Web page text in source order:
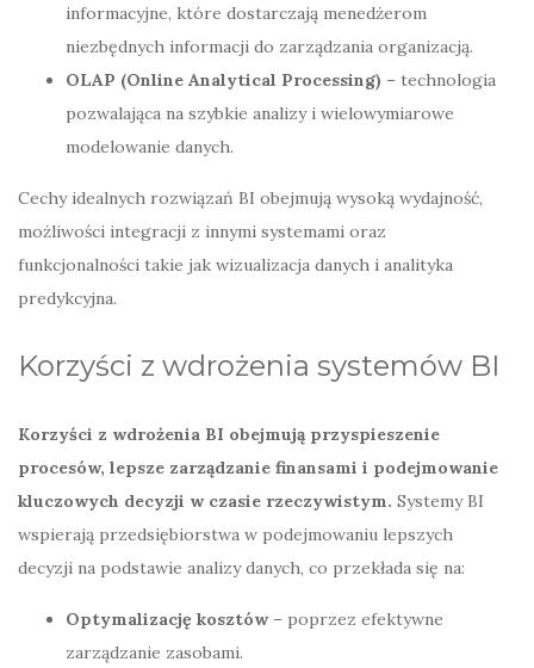
informacyjne, które dostarczają menedżerom
niezbędnych informacji do zarządzania organizacją.
OLAP (Online Analytical Processing) – technologia
pozwalająca na szybkie analizy i wielowymiarowe
modelowanie danych.
Cechy idealnych rozwiązań BI obejmują wysoką wydajność,
możliwości integracji z innymi systemami oraz
funkcjonalności takie jak wizualizacja danych i analityka
predykcyjna.
Korzyści z wdrożenia systemów BI
Korzyści z wdrożenia BI obejmują przyspieszenie
procesów, lepsze zarządzanie finansami i podejmowanie
kluczowych decyzji w czasie rzeczywistym. Systemy BI
wspierają przedsiębiorstwa w podejmowaniu lepszych
decyzji na podstawie analizy danych, co przekłada się na:
Optymalizację kosztów – poprzez efektywne
zarządzanie zasobami.